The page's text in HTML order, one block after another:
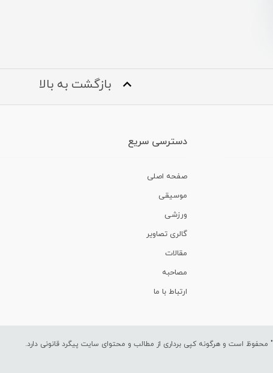
بازگشت به بالا
دسترسی سریع
صفحه اصلی
موسیقی
ورزشی
گالری تصاویر
مقالات
مصاحبه
ارتباط با ما
" محفوظ است و هرگونه کپی برداری از مطالب و محتوای سایت پیگرد قانونی دارد.